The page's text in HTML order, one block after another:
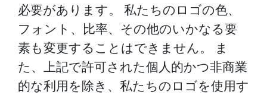
必要があります。 私たちのロゴの色、
フォント、比率、その他のいかなる要
素も変更することはできません。 ま
た、上記で許可された個人的かつ非商業
的な利用を除き、私たちのロゴを使用す